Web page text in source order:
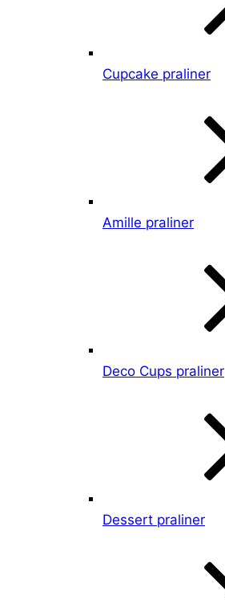
Cupcake praliner
Amille praliner
Deco Cups praliner
Dessert praliner